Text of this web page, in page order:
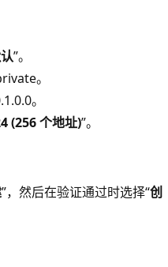
”。
。
。
(256 个地址)”。
”，然后在验证通过时选择“创